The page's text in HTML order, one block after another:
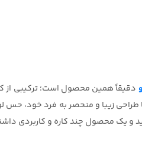
دقیقاً همین محصول است؛ ترکیبی از
زیبا و منحصر به فرد خود،
و یک محصول چند کاره و کاربردی